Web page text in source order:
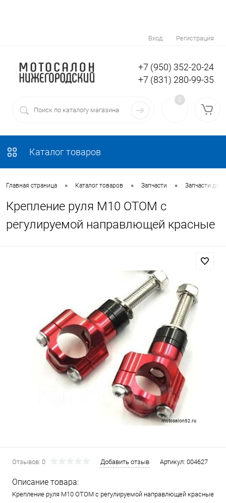
Вход Регистрация
+7 (950) 352-20-24
+7 (831) 280-99-35
0
Каталог товаров
Главная страница • Каталог товаров • Запчасти • Запчасти для
Крепление руля M10 OTOM с
регулируемой направлющей красные
Отзывов: 0 Добавить отзыв Артикул: 004627
Описание товара:
Крепление руля M10 OTOM с регулируемой направлющей красные